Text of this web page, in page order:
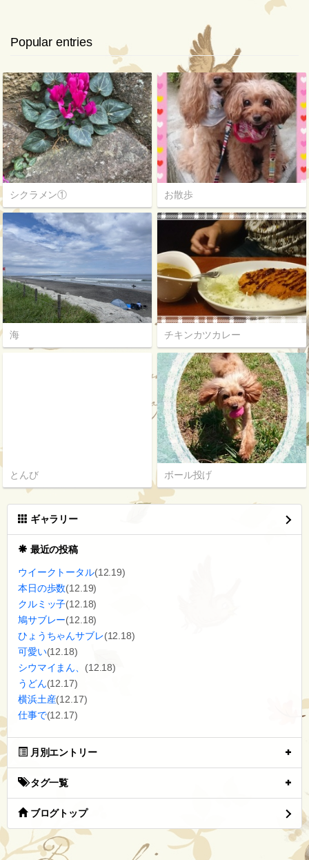
Popular entries
シクラメン① お散歩
海 チキンカツカレー
とんび ボール投げ
ギャラリー
最近の投稿
ウイークトータル(12.19)
本日の歩数(12.19)
クルミッ子(12.18)
鳩サブレー(12.18)
ひょうちゃんサブレ(12.18)
可愛い(12.18)
シウマイまん、 (12.18)
うどん(12.17)
横浜土産(12.17)
仕事で(12.17)
月別エントリー
タグ一覧
ブログトップ